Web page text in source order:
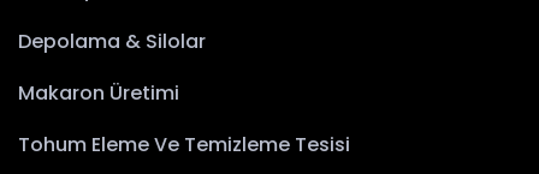
Depolama & Silolar
Makaron Üretimi
Tohum Eleme Ve Temizleme Tesisi